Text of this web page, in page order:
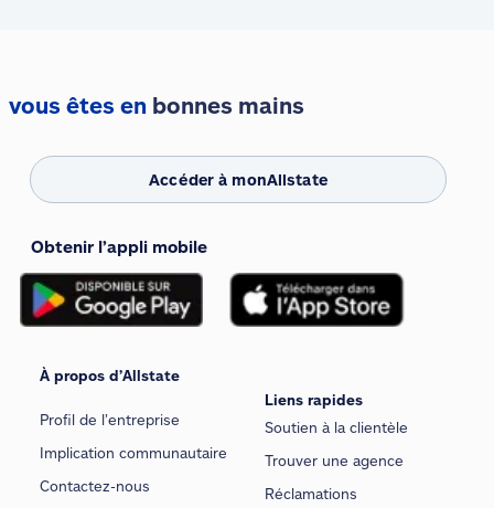
vous êtes en bonnes mains
Accéder à monAllstate
Obtenir l’appli mobile
À propos d’Allstate
Profil de l’entreprise
Implication communautaire
Contactez-nous
Liens rapides
Soutien à la clientèle
Trouver une agence
Réclamations